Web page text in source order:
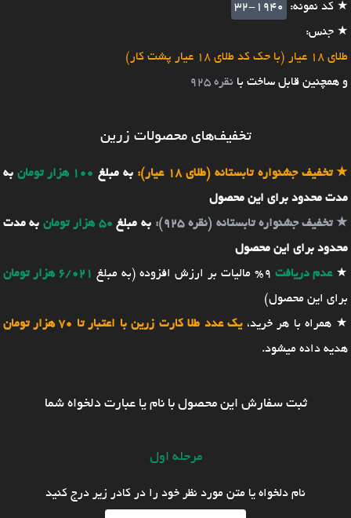
★ کد نمونه:
32-1940
★ جنس:
طلای 18 عیار (با حک کد طلای 18 عیار پشت کار)
و همچنین قابل ساخت با نقره 925
تخفیف‌های محصولات زرین
★تخفیف جشنواره تابستانه (طلای 18 عیار): به مبلغ 100 هزار تومان
به
مدت محدود برای این محصول
★تخفیف جشنواره تابستانه (نقره 925): به مبلغ 50 هزار تومان
به مدت
محدود برای این محصول
★عدم دریافت 9% مالیات بر ارزش افزوده (به مبلغ
6/021 هزار تومان
برای این محصول)
★ همراه با هر خرید،یک عدد طلا کارت زرین با اعتبار تا 70 هزار تومان
هدیه داده میشود.
ثبت سفارش این محصول با نام یا عبارت دلخواه شما
مرحله اول
نام دلخواه یا متن مورد نظر خود را در کادر زیر درج کنید